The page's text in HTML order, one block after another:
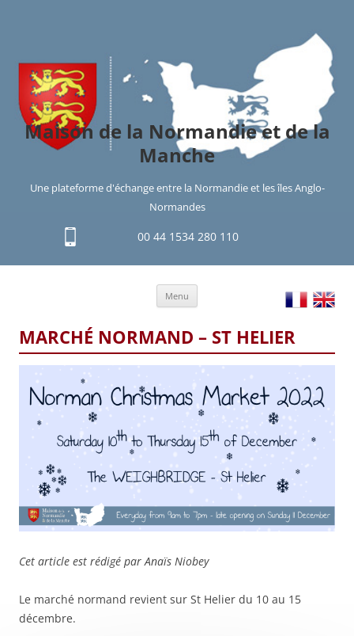
Maison de la Normandie et de la
Manche
Une plateforme d'échange entre la Normandie et les îles Anglo-
Normandes
00 44 1534 280 110
Menu
MARCHÉ NORMAND – ST HELIER
Cet article est rédigé par Anaïs Niobey
Le marché normand revient sur St Helier du 10 au 15
décembre.